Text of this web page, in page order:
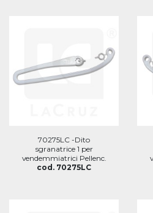
70275LC -Dito
sgranatrice 1 per
vendemmiatrici Pellenc.
cod. 70275LC